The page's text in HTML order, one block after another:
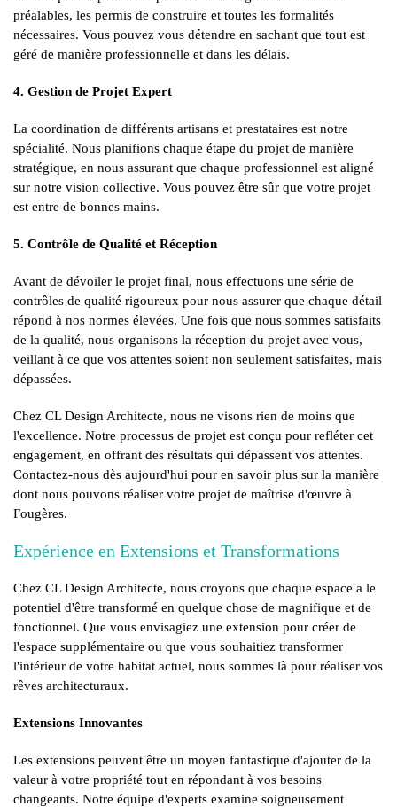
préalables, les permis de construire et toutes les formalités
nécessaires. Vous pouvez vous détendre en sachant que tout est
géré de manière professionnelle et dans les délais.
4. Gestion de Projet Expert
La coordination de différents artisans et prestataires est notre
spécialité. Nous planifions chaque étape du projet de manière
stratégique, en nous assurant que chaque professionnel est aligné
sur notre vision collective. Vous pouvez être sûr que votre projet
est entre de bonnes mains.
5. Contrôle de Qualité et Réception
Avant de dévoiler le projet final, nous effectuons une série de
contrôles de qualité rigoureux pour nous assurer que chaque détail
répond à nos normes élevées. Une fois que nous sommes satisfaits
de la qualité, nous organisons la réception du projet avec vous,
veillant à ce que vos attentes soient non seulement satisfaites, mais
dépassées.
Chez CL Design Architecte, nous ne visons rien de moins que
l'excellence. Notre processus de projet est conçu pour refléter cet
engagement, en offrant des résultats qui dépassent vos attentes.
Contactez-nous dès aujourd'hui pour en savoir plus sur la manière
dont nous pouvons réaliser votre projet de maîtrise d'œuvre à
Fougères.
Expérience en Extensions et Transformations
Chez CL Design Architecte, nous croyons que chaque espace a le
potentiel d'être transformé en quelque chose de magnifique et de
fonctionnel. Que vous envisagiez une extension pour créer de
l'espace supplémentaire ou que vous souhaitiez transformer
l'intérieur de votre habitat actuel, nous sommes là pour réaliser vos
rêves architecturaux.
Extensions Innovantes
Les extensions peuvent être un moyen fantastique d'ajouter de la
valeur à votre propriété tout en répondant à vos besoins
changeants. Notre équipe d'experts examine soigneusement